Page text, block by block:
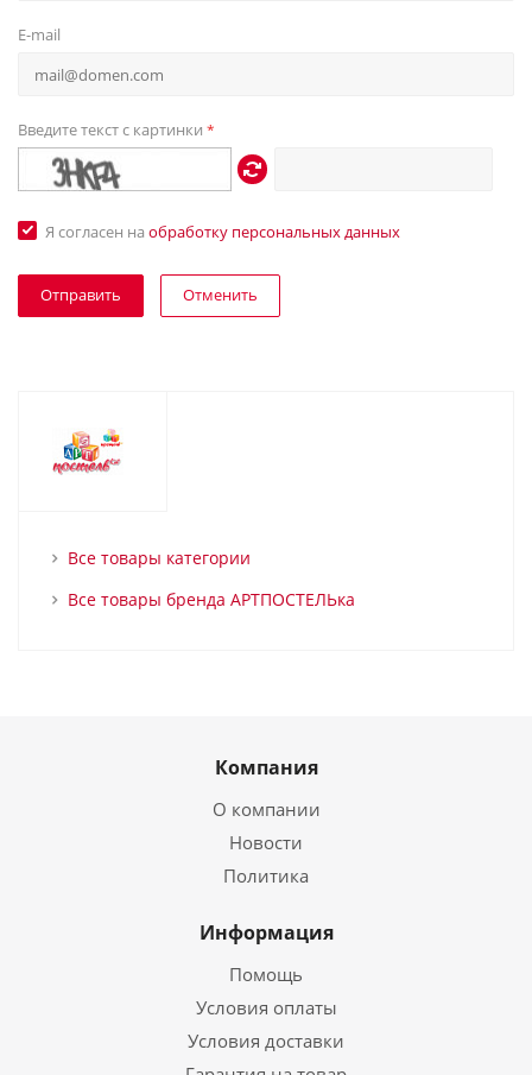
E-mail
Введите текст с картинки *
Я согласен на обработку персональных данных
Отменить
Все товары категории
Все товары бренда АРТПОСТЕЛЬка
Компания
О компании
Новости
Политика
Информация
Помощь
Условия оплаты
Условия доставки